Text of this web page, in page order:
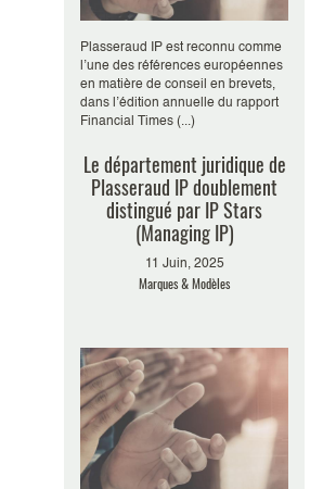
Plasseraud IP est reconnu comme
l’une des références européennes
en matière de conseil en brevets,
dans l’édition annuelle du rapport
Financial Times (...)
Le département juridique de
Plasseraud IP doublement
distingué par IP Stars
(Managing IP)
11 Juin, 2025
Marques & Modèles